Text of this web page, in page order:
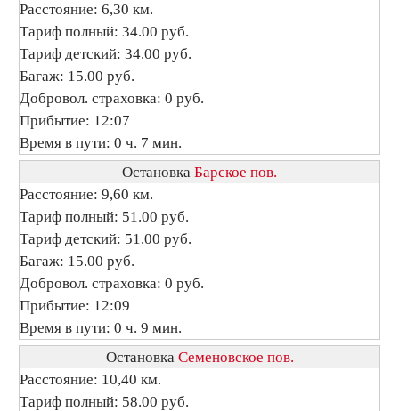
Расстояние: 6,30 км.
Тариф полный: 34.00 руб.
Тариф детский: 34.00 руб.
Багаж: 15.00 руб.
Добровол. страховка: 0 руб.
Прибытие: 12:07
Время в пути: 0 ч. 7 мин.
Остановка Барское пов.
Расстояние: 9,60 км.
Тариф полный: 51.00 руб.
Тариф детский: 51.00 руб.
Багаж: 15.00 руб.
Добровол. страховка: 0 руб.
Прибытие: 12:09
Время в пути: 0 ч. 9 мин.
Остановка Семеновское пов.
Расстояние: 10,40 км.
Тариф полный: 58.00 руб.